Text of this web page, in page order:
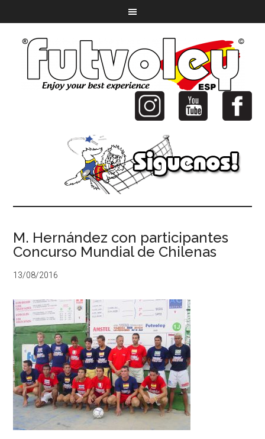
M. Hernández con participantes
Concurso Mundial de Chilenas
13/08/2016